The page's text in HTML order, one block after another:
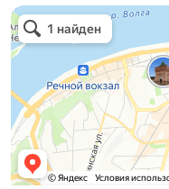
Электрон
Светильники в Нижнем
Электротехническая